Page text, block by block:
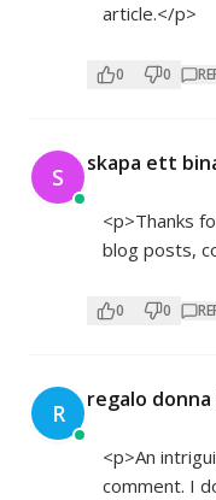
article.</p>
0 0
S skapa ett
<p>Thanks
blog posts,
0 0
R regalo donna
<p>An
comment. I